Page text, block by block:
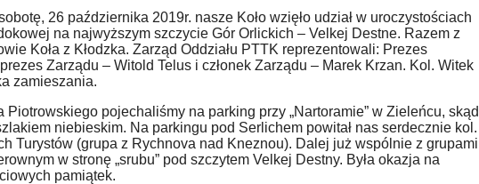
26 października 2019r. nasze Koło wzięło udział w uroczystościach
na najwyższym szczycie Gór Orlickich – Velkej Destne. Razem z
Koła z Kłodzka. Zarząd Oddziału PTTK reprezentowali: Prezes
Zarządu – Witold Telus i członek Zarządu – Marek Krzan. Kol. Witek
zamieszania.
pojechaliśmy na parking przy „Nartoramie” w Zieleńcu, skąd
niebieskim. Na parkingu pod Serlichem powitał nas serdecznie kol.
Turystów (grupa z Rychnova nad Kneznou). Dalej już wspólnie z grupami
w stronę „srubu” pod szczytem Velkej Destny. Była okazja na
pamiątek.